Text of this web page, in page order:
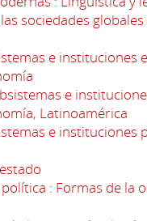
sociedades
e instituciones
e
Latinoamérica
e instituciones
: Formas de la